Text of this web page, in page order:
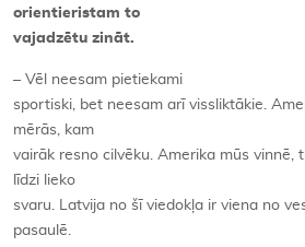
orientieristam to
vajadzētu zināt.
– Vēl neesam pietiekami
sportiski, bet neesam arī vissliktākie.
mērās, kam
vairāk resno cilvēku. Amerika mūs vinnē,
līdzi lieko
svaru. Latvija no šī viedokļa ir viena no
pasaulē.